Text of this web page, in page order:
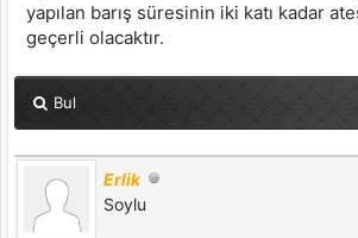
yapılan barış süresinin iki katı kadar
geçerli olacaktır.
Bul
Erlik
Soylu